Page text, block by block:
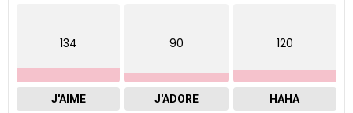
134
J'AIME
90
J'ADORE
120
HAHA